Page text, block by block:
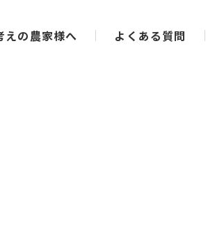
えの農家様へ よくある質問